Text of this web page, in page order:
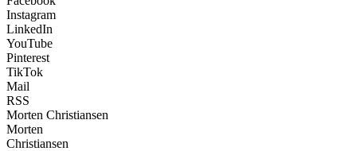
Instagram
LinkedIn
YouTube
Pinterest
TikTok
Mail
RSS
Morten Christiansen
Morten
Christiansen